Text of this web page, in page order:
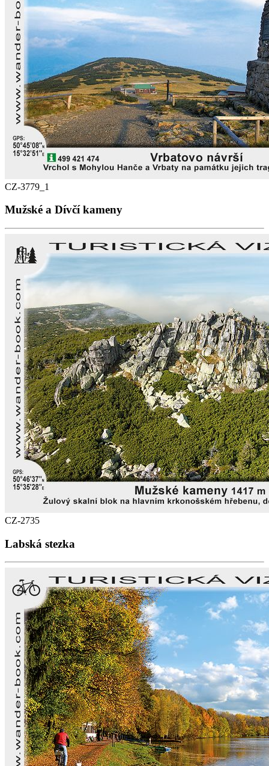
CZ-3779_1
Mužské a Dívčí kameny
CZ-2735
Labská stezka